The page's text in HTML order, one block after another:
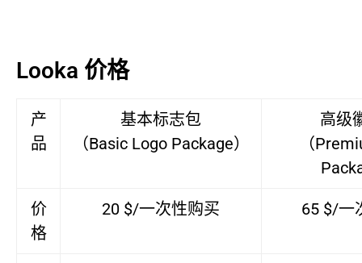
Looka 价格
产
品
基本标志包
（Basic Logo Package）
高级
（
价
格
20 $/一次性购买 65 $/一